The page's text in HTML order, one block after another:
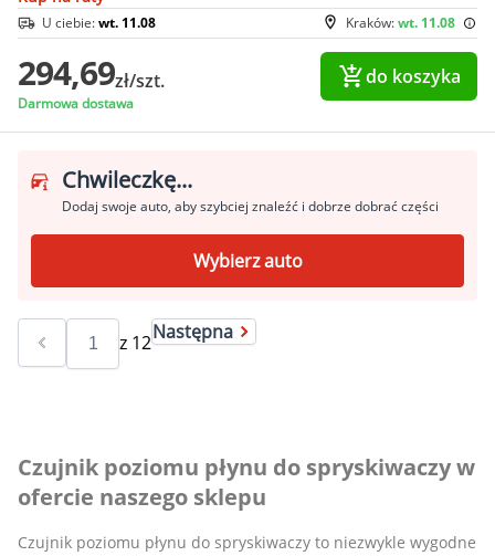
Kraków:wt. 11.08
U ciebie:wt. 11.08
294,69zł/szt.
Darmowa dostawa
do koszyka
Chwileczkę...
Dodaj swoje auto, aby szybciej znaleźć i dobrze dobrać części
Wybierz auto
z 12Następna
Czujnik poziomu płynu do spryskiwaczy w
ofercie naszego sklepu
Czujnik poziomu płynu do spryskiwaczy to niezwykle wygodne